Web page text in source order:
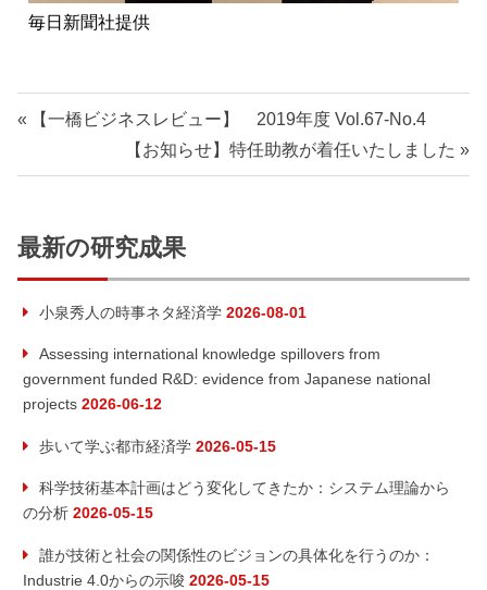
毎日新聞社提供
【一橋ビジネスレビュー】 2019年度 Vol.67-No.4
【お知らせ】特任助教が着任いたしました
最新の研究成果
小泉秀人の時事ネタ経済学 2026-08-01
Assessing international knowledge spillovers from
government funded R&D: evidence from Japanese national
projects 2026-06-12
歩いて学ぶ都市経済学 2026-05-15
科学技術基本計画はどう変化してきたか：システム理論から
の分析 2026-05-15
誰が技術と社会の関係性のビジョンの具体化を行うのか：
Industrie 4.0からの示唆 2026-05-15